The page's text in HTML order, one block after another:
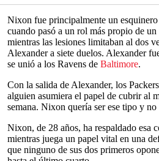
Nixon fue principalmente un
cuando pasó a un rol más propio de
mientras las lesiones limitaban al dos
Alexander a siete duelos. Alexander
se unió a los Ravens de Baltimore.
Con la salida de Alexander, los
alguien asumiera el papel de cubrir al
semana. Nixon quería ser ese tipo y
Nixon, de 28 años, ha respaldado esa
mientras juega un papel vital en una
que ninguno de sus dos primeros